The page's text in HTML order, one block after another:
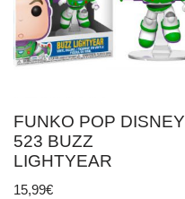
FUNKO POP DISNEY
523 BUZZ
LIGHTYEAR
15,99€